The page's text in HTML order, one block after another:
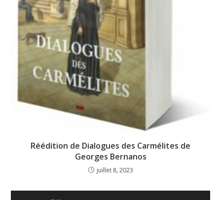
Réédition de Dialogues des Carmélites de
Georges Bernanos
juillet 8, 2023